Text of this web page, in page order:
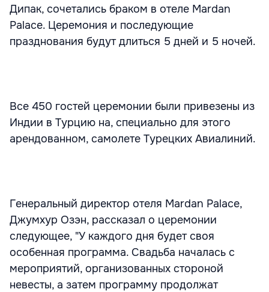
Дипак, сочетались браком в отеле Mardan
Palace. Церемония и последующие
празднования будут длиться 5 дней и 5 ночей.
Все 450 гостей церемонии были привезены из
Индии в Турцию на, специально для этого
арендованном, самолете Турецких Авиалиний.
Генеральный директор отеля Mardan Palace,
Джумхур Озэн, рассказал о церемонии
следующее, "У каждого дня будет своя
особенная программа. Свадьба началась с
мероприятий, организованных стороной
невесты, а затем программу продолжат